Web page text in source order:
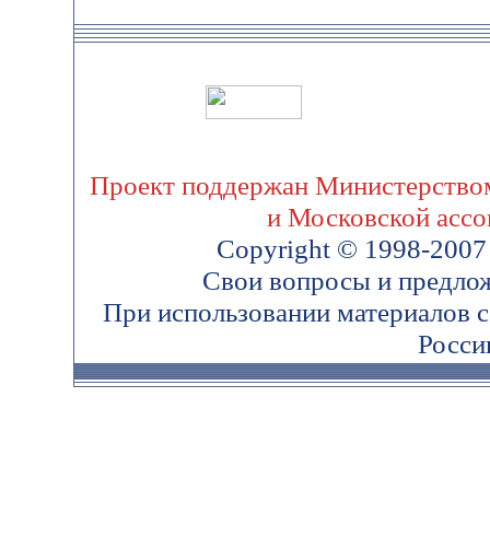
Проект поддержан
и Московской
Copyright © 1998-
Свои вопросы и
При использовании